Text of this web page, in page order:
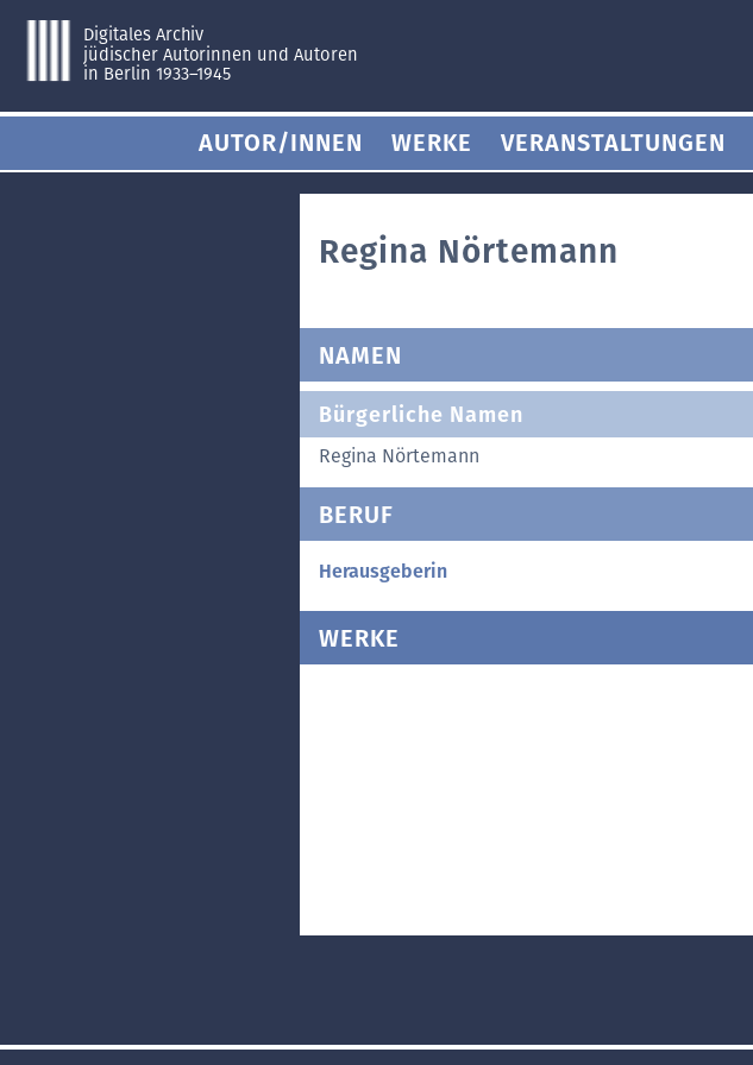
Digitales Archiv
jüdischer Autorinnen und Autoren
in Berlin 1933–1945
AUTOR/INNEN WERKE VERANSTALTUNGEN
Regina Nörtemann
NAMEN
Bürgerliche Namen
Regina Nörtemann
BERUF
Herausgeberin
WERKE